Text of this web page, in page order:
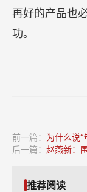
再好的产品也
功。
前一篇： 为什么说“
后一篇： 赵燕新：
推荐阅读